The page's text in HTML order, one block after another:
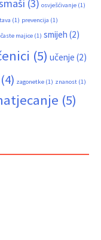
(3) osvješćivanje (1)
(1) prevencija (1)
majice (1) smijeh (2)
(5) učenje (2)
(4) zagonetke (1) znanost (1)
(5)